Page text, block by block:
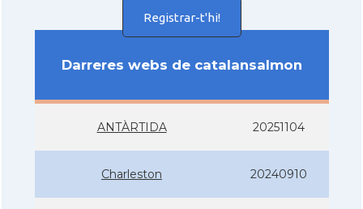
Registrar-t'hi!
Darreres webs de catalansalmon
ANTÀRTIDA 20251104
Charleston 20240910